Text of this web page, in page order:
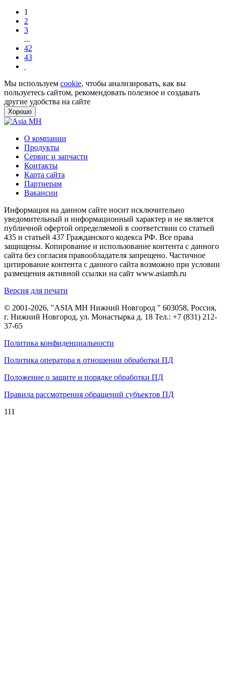
1
2
3
...
42
43
Мы используем cookie, чтобы анализировать, как вы
пользуетесь сайтом, рекомендовать полезное и создавать
другие удобства на сайте
Хорошо
О компании
Продукты
Сервис и запчасти
Контакты
Карта сайта
Партнерам
Вакансии
Информация на данном сайте носит исключительно
уведомительный и информационный характер и не является
публичной офертой определяемой в соответствии со статьей
435 и статьей 437 Гражданского кодекса РФ. Все права
защищены. Копирование и использование контента с данного
сайта без согласия правообладателя запрещено. Частичное
цитирование контента с данного сайта возможно при условии
размещения активной ссылки на сайт www.asiamh.ru
Версия для печати
© 2001-2026, "ASIA MH Нижний Новгород " 603058, Россия,
г. Нижний Новгород, ул. Монастырка д. 18 Тел.: +7 (831) 212-
37-65
Политика конфиденциальности
Политика оператора в отношении обработки ПД
Положение о защите и порядке обработки ПД
Правила рассмотрения обращений субъектов ПД
111